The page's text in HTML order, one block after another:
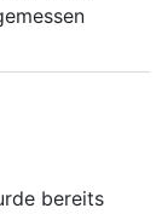
bereits